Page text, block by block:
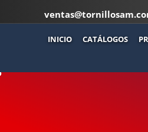
INICIO CATÁLOGOS
304